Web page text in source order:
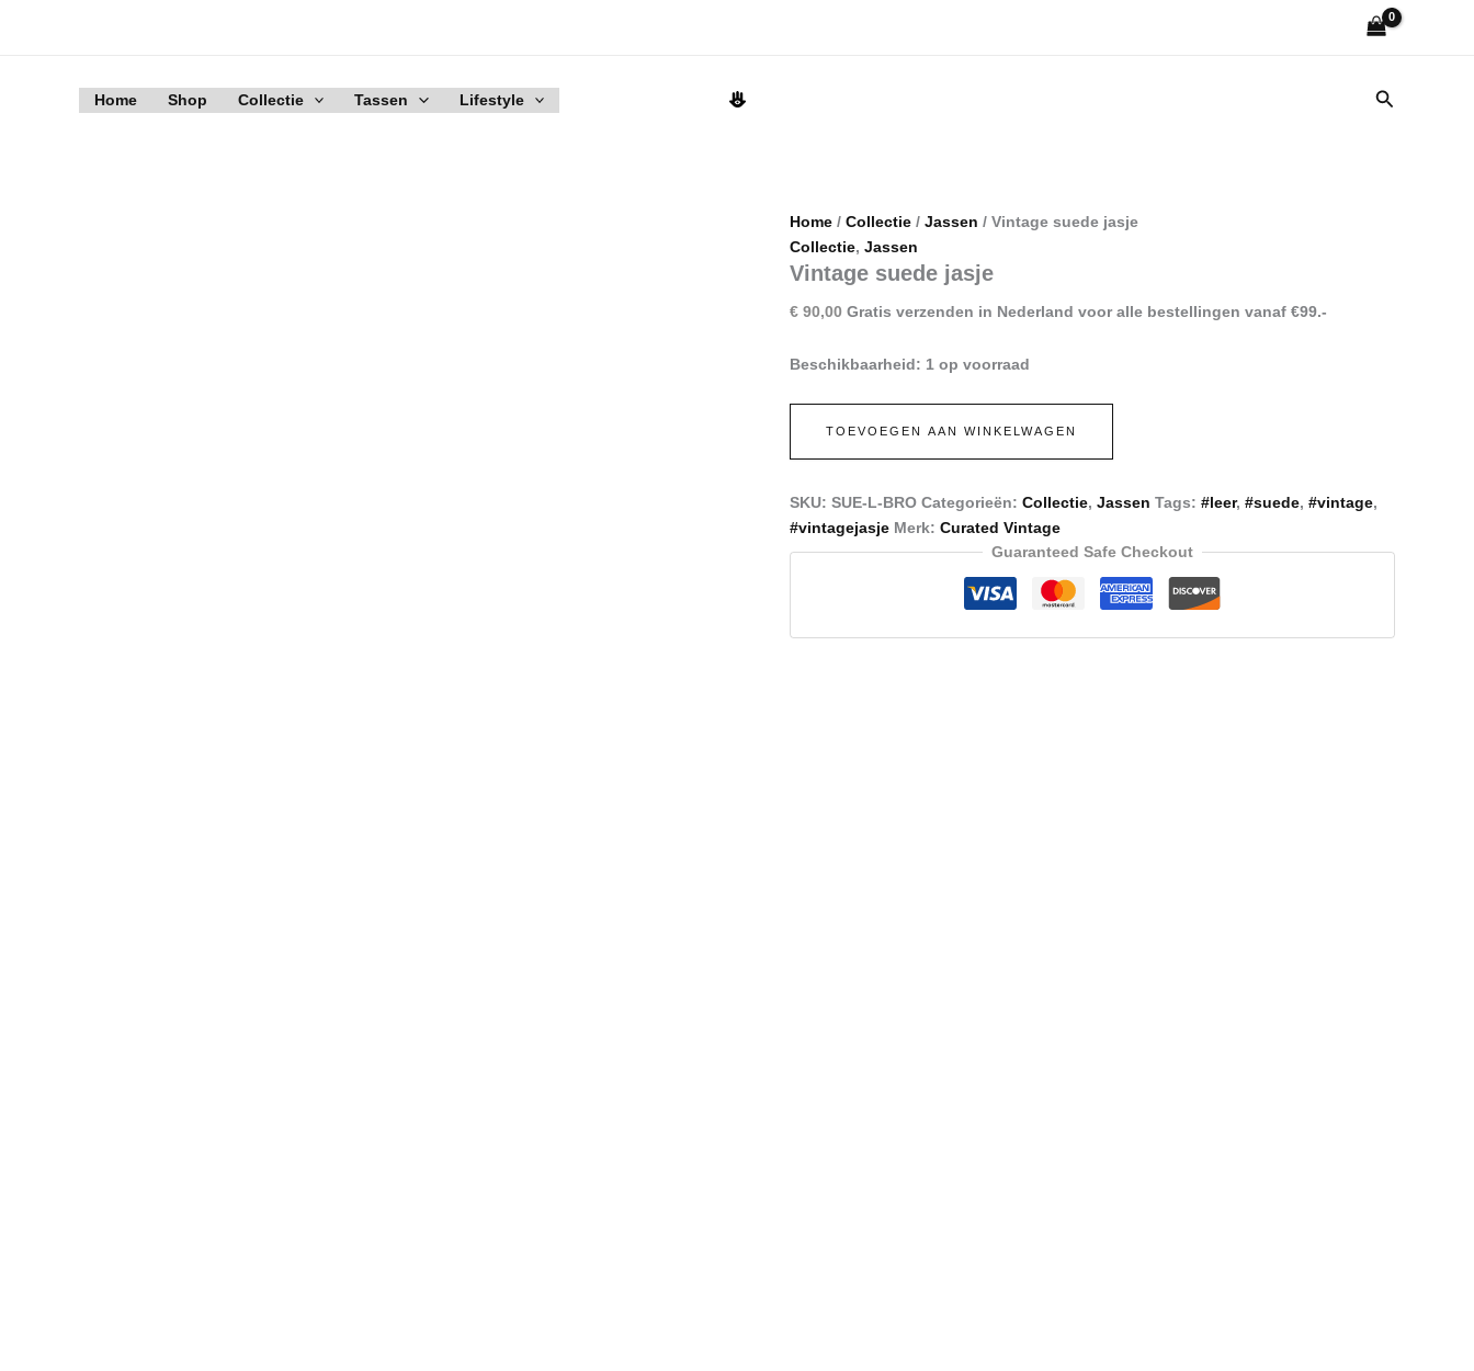
Home Shop Collectie Tassen Lifestyle Zoeken
Home / Collectie / Jassen / Vintage suede jasje
Collectie, Jassen
Vintage suede jasje
€ 90,00 Gratis verzenden in Nederland voor alle bestellingen vanaf €99.-
Beschikbaarheid: 1 op voorraad
suede
jasje
TOEVOEGEN AAN WINKELWAGEN
SKU: SUE-L-BRO Categorieën: Collectie, Jassen Tags: #leer, #suede, #vintage,
#vintagejasje Merk: Curated Vintage
Guaranteed Safe Checkout